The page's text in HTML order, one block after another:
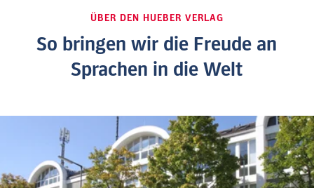
ÜBER DEN HUEBER VERLAG
So bringen wir die Freude an
Sprachen in die Welt